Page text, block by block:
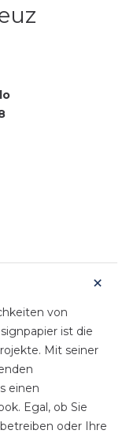
von
ist die
Mit seiner
einen
Egal, ob Sie
oder Ihre